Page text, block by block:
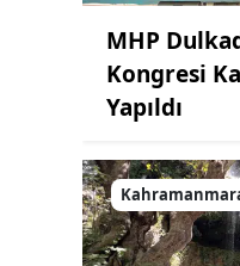
MHP
Kongresi
Yapıldı